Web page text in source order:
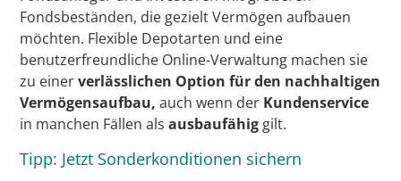
Fondsbeständen, die gezielt Vermögen aufbauen
möchten. Flexible Depotarten und eine
benutzerfreundliche Online-Verwaltung machen sie
zu einerverlässlichen Option für den nachhaltigen
Vermögensaufbau, auch wenn der Kundenservice
in manchen Fällen alsausbaufähiggilt.
Tipp: Jetzt Sonderkonditionen sichern